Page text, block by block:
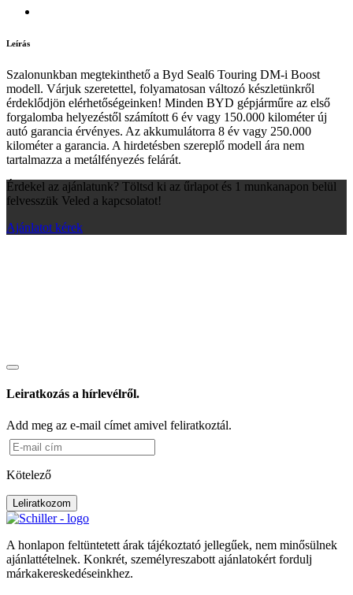
Leírás
Szalonunkban megtekinthető a Byd Seal6 Touring DM-i Boost
modell. Várjuk szeretettel, folyamatosan változó készletünkről
érdeklődjön elérhetőségeinken! Minden BYD gépjárműre az első
forgalomba helyezéstől számított 6 év vagy 150.000 kilométer új
autó garancia érvényes. Az akkumulátorra 8 év vagy 250.000
kilométer a garancia. A hirdetésben szereplő modell ára nem
tartalmazza a metálfényezés felárát.
Érdekel az ajánlatunk? Töltsd ki az űrlapot és 1 munkanapon belül
felvesszük Veled a kapcsolatot!
Ajánlatot kérek
Leiratkozás a hírlevélről.
Add meg az e-mail címet amivel feliratkoztál.
Kötelező
Leliratkozom
A honlapon feltüntetett árak tájékoztató jellegűek, nem minősülnek
ajánlattételnek. Konkrét, személyreszabott ajánlatokért fordulj
márkakereskedéseinkhez.